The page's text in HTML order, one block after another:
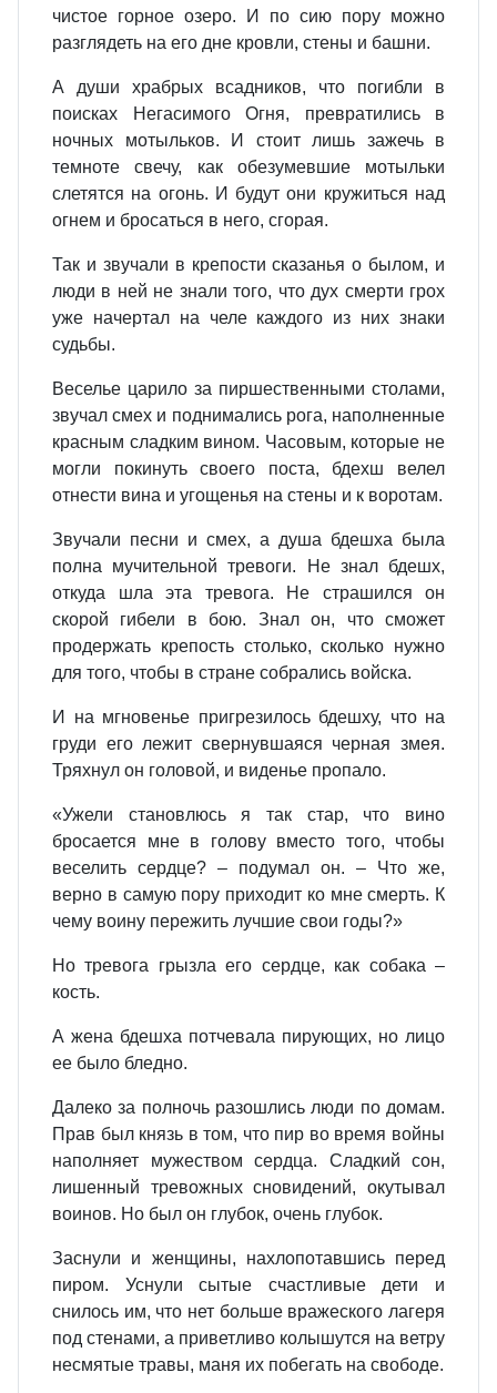
чистое горное озеро. И по сию пору можно
разглядеть на его дне кровли, стены и башни.
А души храбрых всадников, что погибли в
поисках Негасимого Огня, превратились в
ночных мотыльков. И стоит лишь зажечь в
темноте свечу, как обезумевшие мотыльки
слетятся на огонь. И будут они кружиться над
огнем и бросаться в него, сгорая.
Так и звучали в крепости сказанья о былом, и
люди в ней не знали того, что дух смерти грох
уже начертал на челе каждого из них знаки
судьбы.
Веселье царило за пиршественными столами,
звучал смех и поднимались рога, наполненные
красным сладким вином. Часовым, которые не
могли покинуть своего поста, бдехш велел
отнести вина и угощенья на стены и к воротам.
Звучали песни и смех, а душа бдешха была
полна мучительной тревоги. Не знал бдешх,
откуда шла эта тревога. Не страшился он
скорой гибели в бою. Знал он, что сможет
продержать крепость столько, сколько нужно
для того, чтобы в стране собрались войска.
И на мгновенье пригрезилось бдешху, что на
груди его лежит свернувшаяся черная змея.
Тряхнул он головой, и виденье пропало.
«Ужели становлюсь я так стар, что вино
бросается мне в голову вместо того, чтобы
веселить сердце? – подумал он. – Что же,
верно в самую пору приходит ко мне смерть. К
чему воину пережить лучшие свои годы?»
Но тревога грызла его сердце, как собака –
кость.
А жена бдешха потчевала пирующих, но лицо
ее было бледно.
Далеко за полночь разошлись люди по домам.
Прав был князь в том, что пир во время войны
наполняет мужеством сердца. Сладкий сон,
лишенный тревожных сновидений, окутывал
воинов. Но был он глубок, очень глубок.
Заснули и женщины, нахлопотавшись перед
пиром. Уснули сытые счастливые дети и
снилось им, что нет больше вражеского лагеря
под стенами, а приветливо колышутся на ветру
несмятые травы, маня их побегать на свободе.